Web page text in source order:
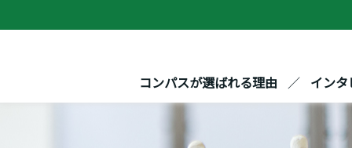
コンパスが選ばれる理由 イン